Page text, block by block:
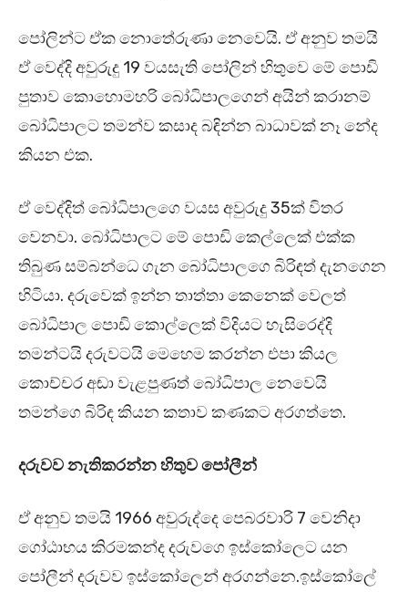
පෝලින්ට ඒක නොතේරුණා නෙවෙයි. ඒ අනුව තමයි
ඒ වෙද්දි අවුරුදු 19 වයසැති පෝලින් හිතුවෙ මේ පොඩි
පුතාව කොහොමහරි බෝධිපාලගෙන් අයින් කරානම්
බෝධිපාලට තමන්ව කසාද බඳින්න බාධාවක් නෑ නේද
කියන එක.
ඒ වෙද්දිත් බෝධිපාලගෙ වයස අවුරුදු 35ක් විතර
වෙනවා. බෝධිපාලට මේ පොඩි කෙල්ලෙක් එක්ක
තිබුණ සම්බන්ධෙ ගැන බෝධිපාලගෙ බිරිඳත් දැනගෙන
හිටියා. දරුවෙක් ඉන්න තාත්තා කෙනෙක් වෙලත්
බෝධිපාල පොඩි කොල්ලෙක් විදියට හැසිරෙද්දි
තමන්ටයි දරුවටයි මෙහෙම කරන්න එපා කියල
කොච්චර අඬා වැළපුණත් බෝධිපාල නෙවෙයි
තමන්ගෙ බිරිඳ කියන කතාව කණකට අරගත්තෙ.
දරුවව නැතිකරන්න හිතුව පෝලීන්
ඒ අනුව තමයි 1966 අවුරුද්දෙ පෙබරවාරි 7 වෙනිදා
ගෝඨාභය කිරමකන්ද දරුවගෙ ඉස්කෝලෙට යන
පෝලීන් දරුවව ඉස්කෝලෙන් අරගන්නෙ.ඉස්කෝලේ